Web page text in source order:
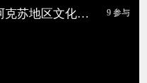
阿克苏地区文化旅游交流及宣传推广活动 9 参与